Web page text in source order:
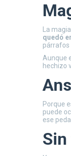
La
quedó
párrafos
Aunque
hechizo
Porque
puede
ese